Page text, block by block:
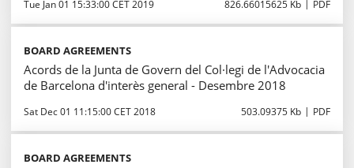
Tue Jan 01 15:33:00 CET 2019 826.66015625 Kb PDF
BOARD AGREEMENTS
Acords de la Junta de Govern del Col·legi de l'Advocacia
de Barcelona d'interès general - Desembre 2018
Sat Dec 01 11:15:00 CET 2018 503.09375 Kb PDF
BOARD AGREEMENTS